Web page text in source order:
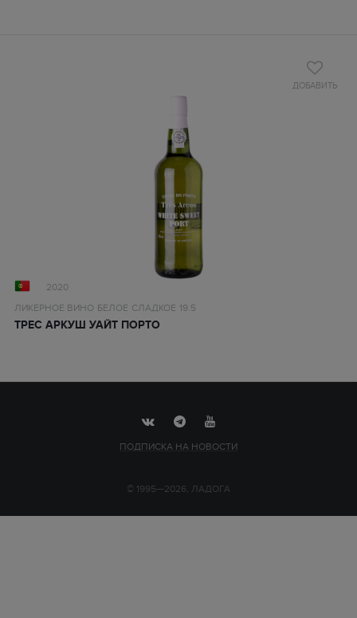
ДОБАВИТЬ
2020
ЛИКЕРНОЕ ВИНО БЕЛОЕ СЛАДКОЕ 19.5
ТРЕС АРКУШ УАЙТ ПОРТО
ПОДПИСКА НА НОВОСТИ
© 1995—2026, ЛАДОГА